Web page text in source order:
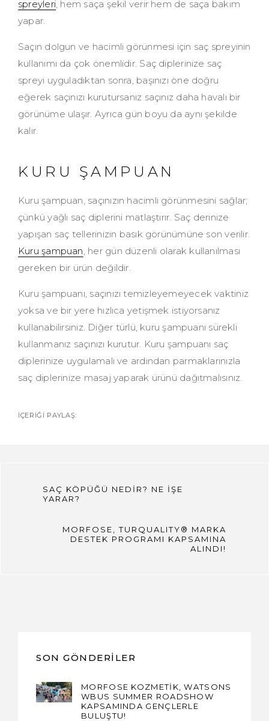
spreyleri , hem saça şekil verir hem de saça bakım
yapar.
Saçın dolgun ve hacimli görünmesi için saç spreyinin
kullanımı da çok önemlidir. Saç diplerinize saç
spreyi uyguladıktan sonra, başınızı öne doğru
eğerek saçınızı kurutursanız saçınız daha havalı bir
görünüme ulaşır. Ayrıca gün boyu da aynı şekilde
kalır.
KURU ŞAMPUAN
Kuru şampuan, saçınızın hacimli görünmesini sağlar;
çünkü yağlı saç diplerini matlaştırır. Saç derinize
yapışan saç tellerinizin basık görünümüne son verilir.
Kuru şampuan , her gün düzenli olarak kullanılması
gereken bir ürün değildir.
Kuru şampuanı, saçınızı temizleyemeyecek vaktiniz
yoksa ve bir yere hızlıca yetişmek istiyorsanız
kullanabilirsiniz. Diğer türlü, kuru şampuanı sürekli
kullanmanız saçınızı kurutur. Kuru şampuanı saç
diplerinize uygulamalı ve ardından parmaklarınızla
saç diplerinize masaj yaparak ürünü dağıtmalısınız.
İÇERIĞI PAYLAŞ:
SAÇ KÖPÜĞÜ NEDİR? NE İŞE
YARAR?
MORFOSE, TURQUALITY® MARKA
DESTEK PROGRAMI KAPSAMINA
ALINDI!
SON GÖNDERILER
MORFOSE KOZMETİK, WATSONS
WBUS SUMMER ROADSHOW
KAPSAMINDA GENÇLERLE
BULUŞTU!